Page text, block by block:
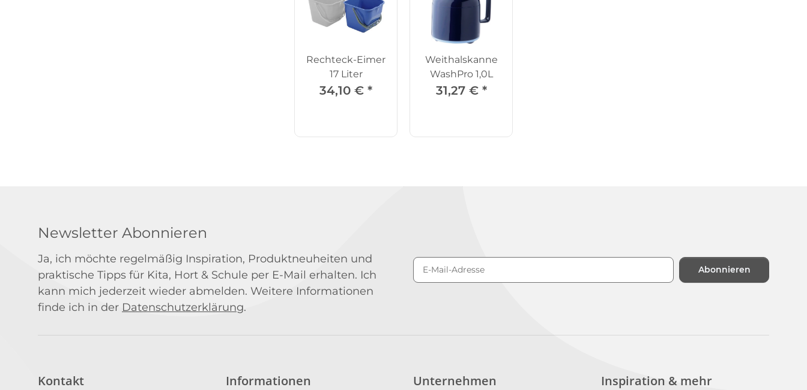
Rechteck-Eimer
17 Liter
34,10 € *
Weithalskanne
WashPro 1,0L
31,27 € *
Newsletter Abonnieren
Ja, ich möchte regelmäßig Inspiration, Produktneuheiten und
praktische Tipps für Kita, Hort & Schule per E-Mail erhalten. Ich
kann mich jederzeit wieder abmelden. Weitere Informationen
finde ich in der Datenschutzerklärung.
Abonnieren
Kontakt Informationen Unternehmen Inspiration & mehr